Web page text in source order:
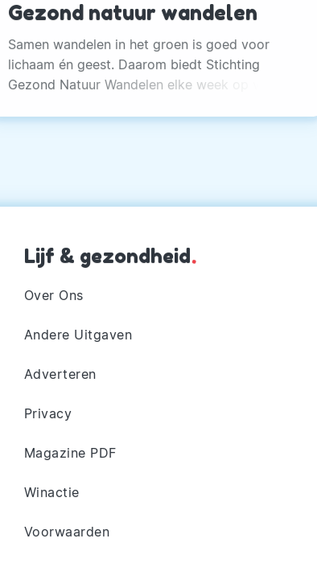
Gezond natuur wandelen
Samen wandelen in het groen is goed voor
lichaam én geest. Daarom biedt Stichting
Gezond Natuur Wandelen elke week op vaste
of het groen in de stad.
Lijf & gezondheid.
Over Ons
Andere Uitgaven
Adverteren
Privacy
Magazine PDF
Winactie
Voorwaarden